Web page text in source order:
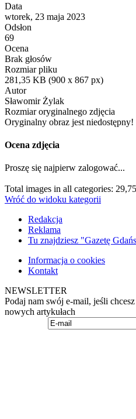
Data
wtorek, 23 maja 2023
Odsłon
69
Ocena
Brak głosów
Rozmiar pliku
281,35 KB (900 x 867 px)
Autor
Sławomir Żylak
Rozmiar oryginalnego zdjęcia
Oryginalny obraz jest
Ocena zdjęcia
Proszę się najpierw zalogować...
Total images in all categories:
Wróć do widoku kategorii
Redakcja
Reklama
Tu znajdziesz "Gazetę
Informacja o cookies
Kontakt
NEWSLETTER
Podaj nam swój e-mail, jeśli
nowych artykułach